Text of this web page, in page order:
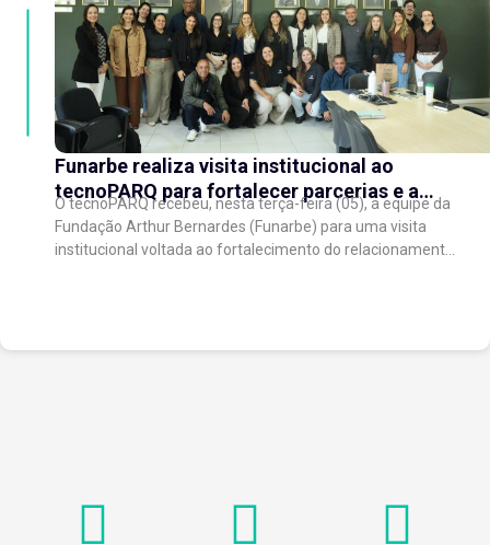
Funarbe realiza visita institucional ao
tecnoPARQ para fortalecer parcerias e a
gestão da inovação
O tecnoPARQ recebeu, nesta terça-feira (05), a equipe da
Fundação Arthur Bernardes (Funarbe) para uma visita
institucional voltada ao fortalecimento do relacionamento